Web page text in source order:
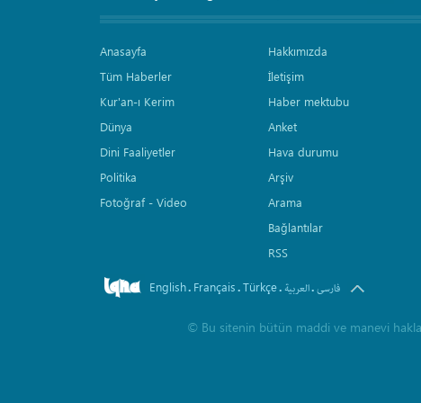
Anasayfa
Tüm Haberler
Kur'an-ı Kerim
Dünya
Dini Faaliyetler
Politika
Fotoğraf - Video
Hakkımızda
İletişim
Haber mektubu
Anket
Hava durumu
Arşiv
Arama
Bağlantılar
RSS
English. Français.Türkçe. العربیة.فارسی
© Bu sitenin bütün maddi ve manevi